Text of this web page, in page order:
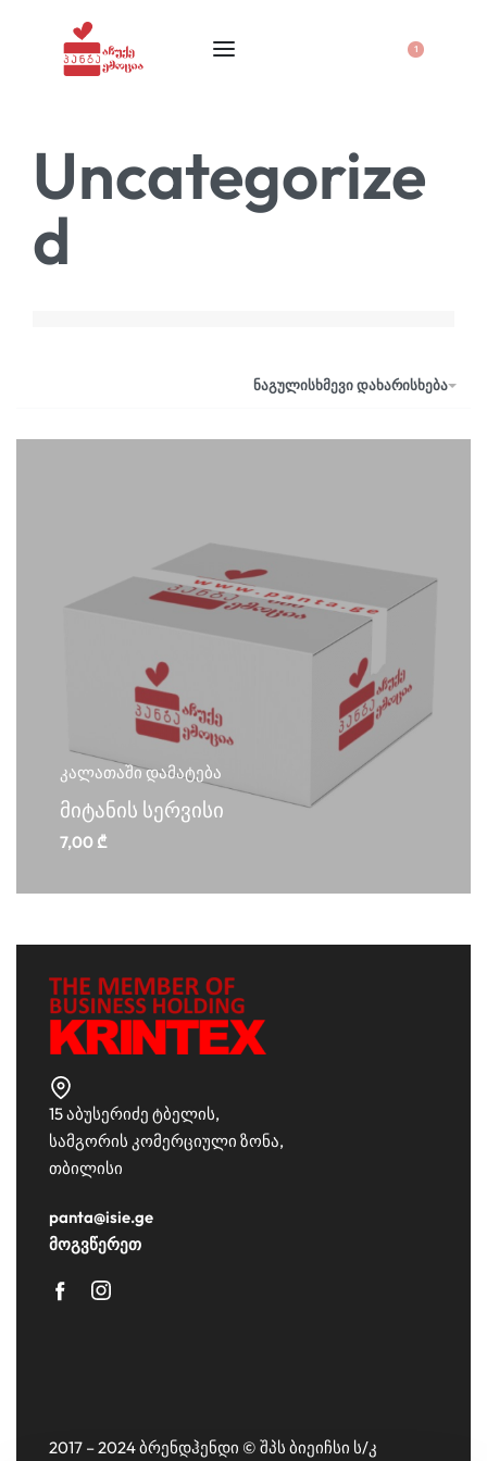
1
Uncategorize
d
ნაგულისხმევი დახარისხება
კალათაში დამატება
მიტანის სერვისი
7,00 ₾
15 აბუსერიძე ტბელის,
სამგორის კომერციული ზონა,
თბილისი
panta@isie.ge
მოგვწერეთ
2017 – 2024 ბრენდჰენდი © შპს ბიეიჩსი ს/კ